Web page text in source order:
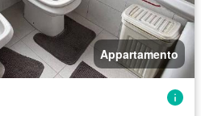
Appartamento